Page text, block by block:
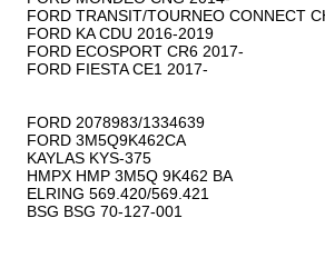
FORD TRANSIT/TOURNEO CONNECT
FORD KA CDU 2016-2019
FORD ECOSPORT CR6 2017-
FORD FIESTA CE1 2017-
FORD 2078983/1334639
FORD 3M5Q9K462CA
KAYLAS KYS-375
HMPX HMP 3M5Q 9K462 BA
ELRING 569.420/569.421
BSG BSG 70-127-001